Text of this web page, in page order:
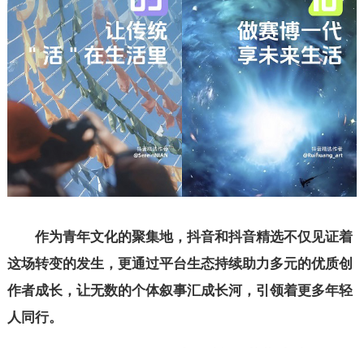
作为青年文化的聚集地，抖音和抖音精选不仅见证着
这场转变的发生，更通过平台生态持续助力多元的优质创
作者成长，让无数的个体叙事汇成长河，引领着更多年轻
人同行。